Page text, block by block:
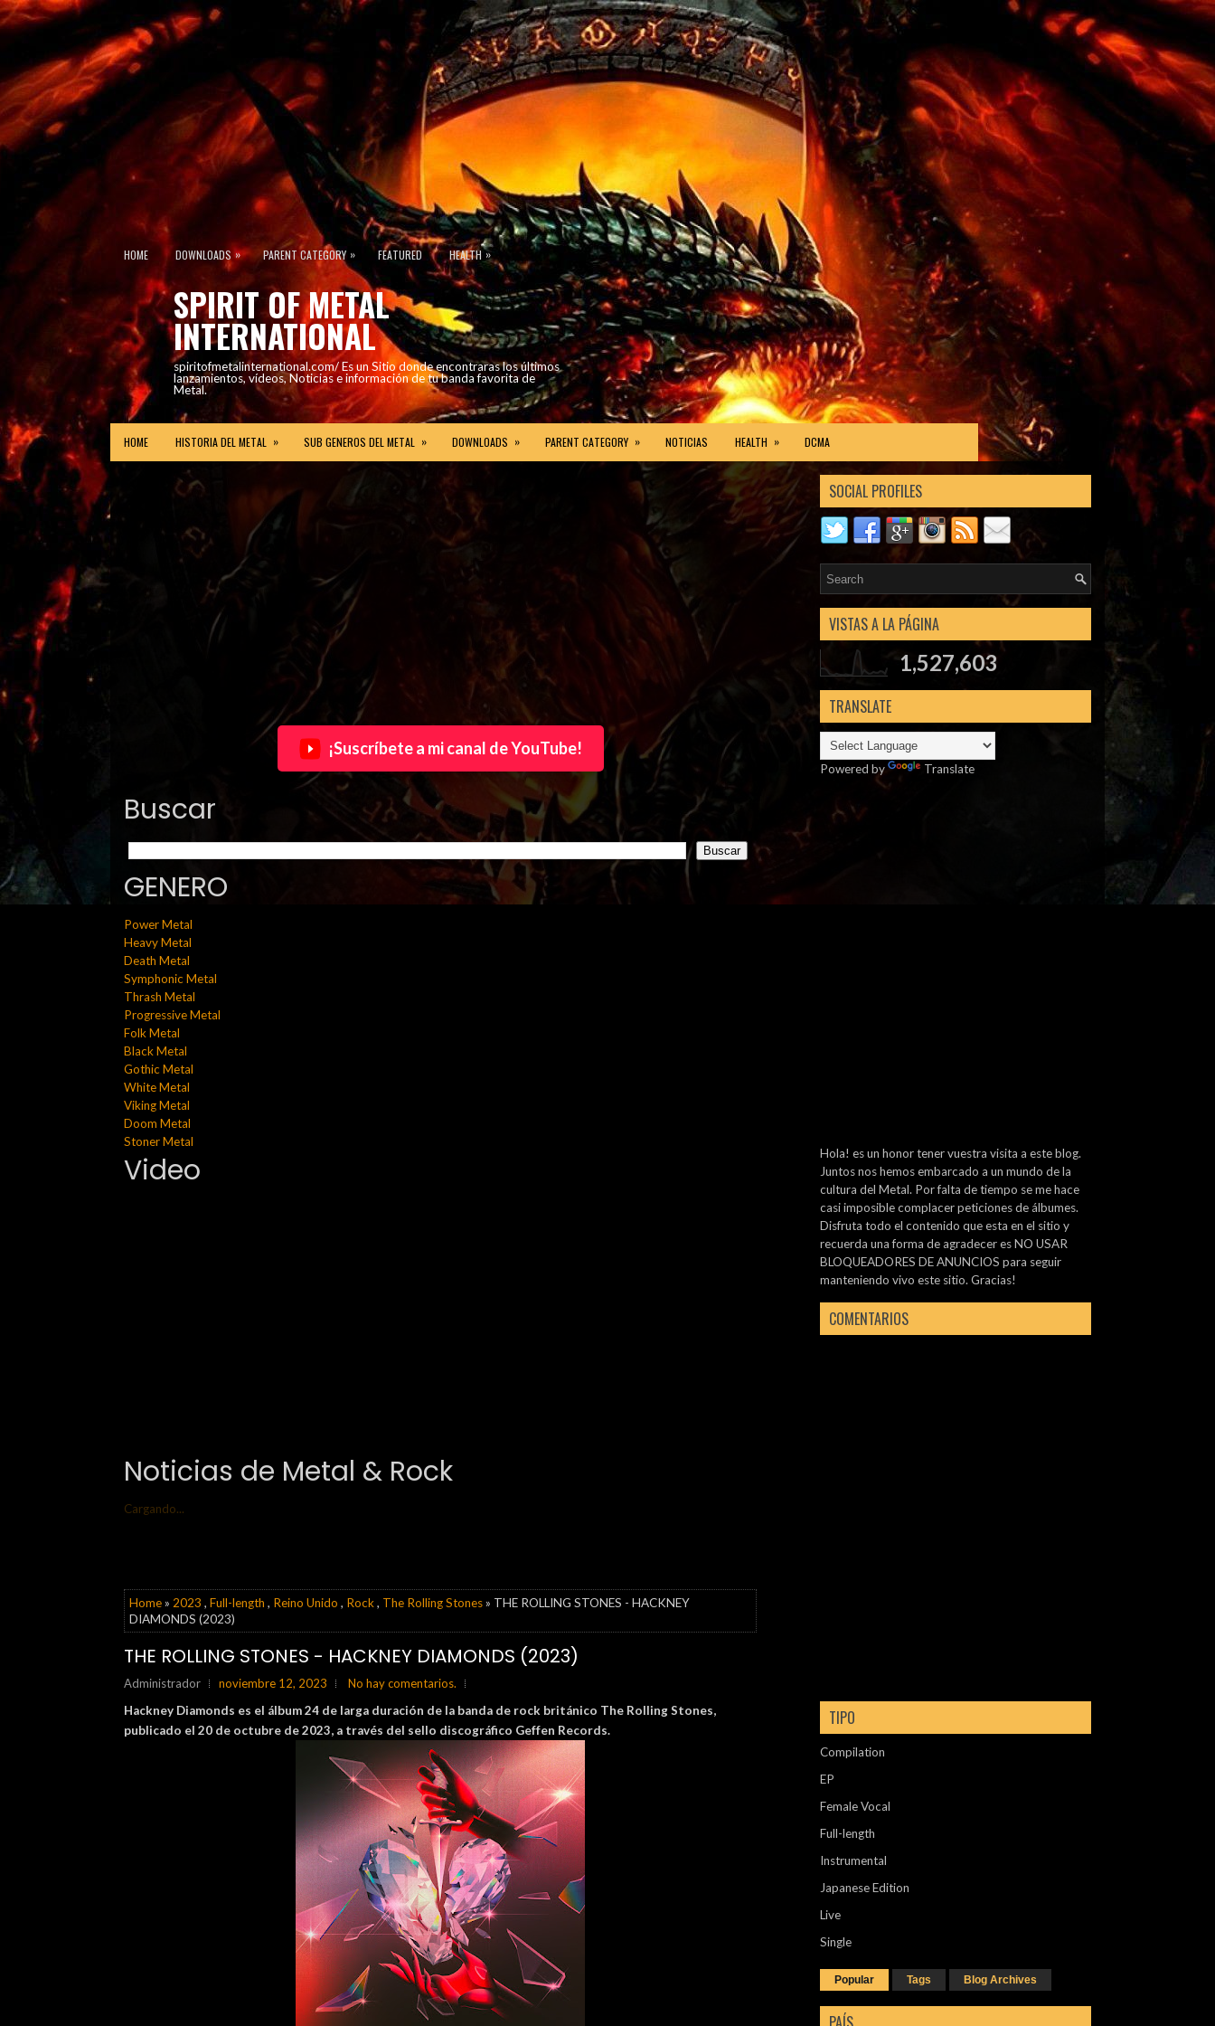
HOME DOWNLOADS » PARENT CATEGORY » FEATURED HEALTH »
SPIRIT OF METAL
INTERNATIONAL
spiritofmetalinternational.com/ Es un Sitio donde encontraras los últimos
lanzamientos, vídeos, Noticias e información de tu banda favorita de
Metal.
HOME HISTORIA DEL METAL » SUB GENEROS DEL METAL » DOWNLOADS » PARENT CATEGORY » NOTICIAS HEALTH » DCMA
¡Suscríbete a mi canal de YouTube!
Buscar
GENERO
Power Metal
Heavy Metal
Death Metal
Symphonic Metal
Thrash Metal
Progressive Metal
Folk Metal
Black Metal
Gothic Metal
White Metal
Viking Metal
Doom Metal
Stoner Metal
Video
Noticias de Metal & Rock
Cargando...
Home» 2023 , Full-length , Reino Unido , Rock, The Rolling Stones» THE ROLLING STONES - HACKNEY
DIAMONDS (2023)
THE ROLLING STONES - HACKNEY DIAMONDS (2023)
Administrador noviembre 12, 2023
No hay comentarios.
Hackney Diamonds es el álbum 24 de larga duración de la banda de rock británico The Rolling Stones,
publicado el 20 de octubre de 2023, a través del sello discográfico Geffen Records.
SOCIAL PROFILES
VISTAS A LA PÁGINA
1,527,603
TRANSLATE
Powered by Translate
Hola! es un honor tener vuestra visita a este blog.
Juntos nos hemos embarcado a un mundo de la
cultura del Metal. Por falta de tiempo se me hace
casi imposible complacer peticiones de álbumes.
Disfruta todo el contenido que esta en el sitio y
recuerda una forma de agradecer es NO USAR
BLOQUEADORES DE ANUNCIOS para seguir
manteniendo vivo este sitio. Gracias!
COMENTARIOS
TIPO
Compilation
EP
Female Vocal
Full-length
Instrumental
Japanese Edition
Live
Single
Popular Tags Blog Archives